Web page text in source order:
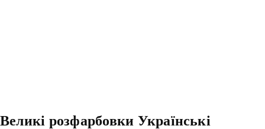
Великі розфарбовки Українські